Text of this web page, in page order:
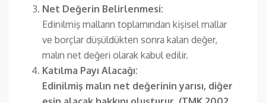
Net Değerin Belirlenmesi:
Edinilmiş malların toplamından kişisel mallar
ve borçlar düşüldükten sonra kalan değer,
malın net değeri olarak kabul edilir.
Katılma Payı Alacağı:
Edinilmiş malın net değerinin yarısı, diğer